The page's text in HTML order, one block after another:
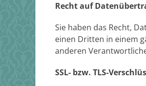
Recht auf
Sie haben das Recht,
einen Dritten in einem
anderen
SSL- bzw. TLS-